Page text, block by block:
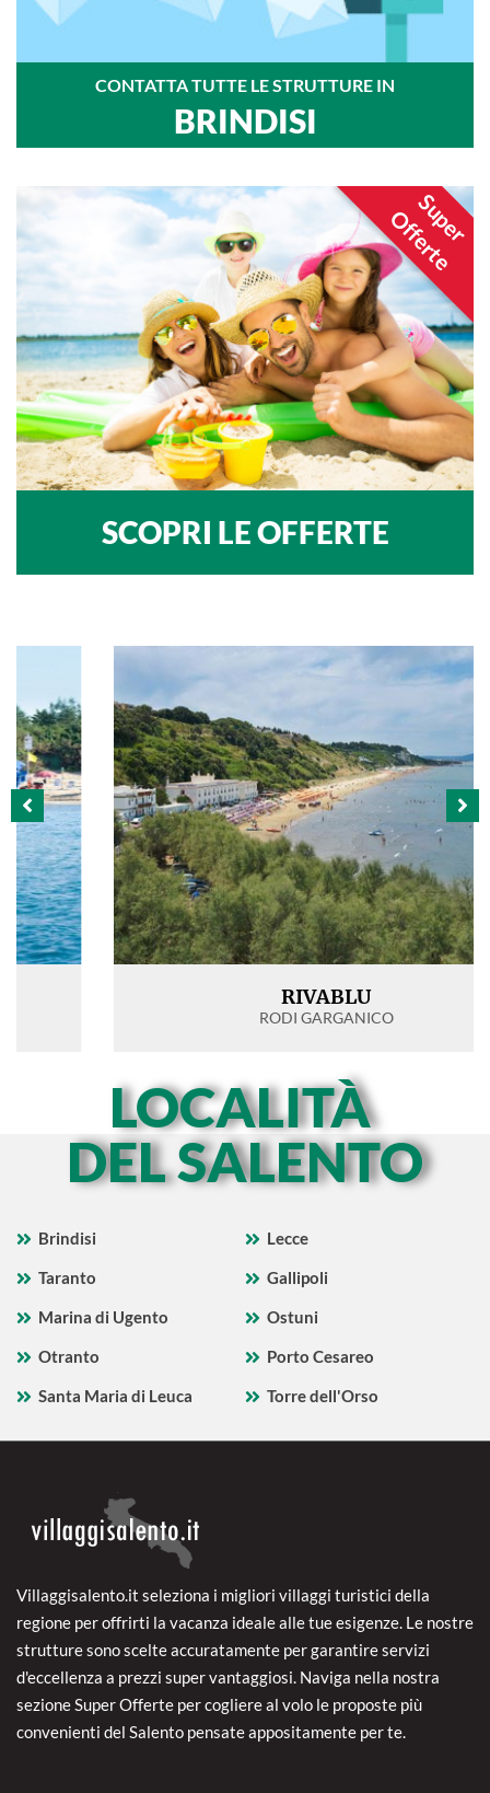
CONTATTA TUTTE LE STRUTTURE IN
BRINDISI
Super
Offerte
SCOPRI LE OFFERTE
RIVABLU
RODI GARGANICO
LOCALITÀ
DEL SALENTO
Brindisi
Lecce
Taranto
Gallipoli
Marina di Ugento
Ostuni
Otranto
Porto Cesareo
Santa Maria di Leuca
Torre dell'Orso
Villaggisalento.it seleziona i migliori villaggi turistici della
regione per offrirti la vacanza ideale alle tue esigenze. Le nostre
strutture sono scelte accuratamente per garantire servizi
d'eccellenza a prezzi super vantaggiosi. Naviga nella nostra
sezione Super Offerte per cogliere al volo le proposte più
convenienti del Salento pensate appositamente per te.